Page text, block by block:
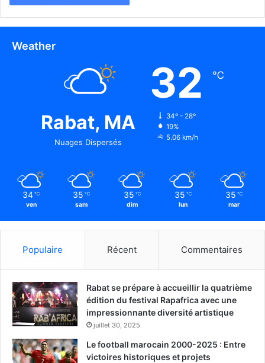
Weather
Rabat, MA
Nuages Dispersés
32 ℃
34º - 28º
19%
5.06 km/h
34 ℃
ven
35 ℃
sam
35 ℃
dim
35 ℃
lun
35 ℃
mar
Populaire Récent Commentaires
Rabat se prépare à accueillir la quatrième
édition du festival Rapafrica avec une
impressionnante diversité artistique
juillet 30, 2025
Le football marocain 2000-2025 : Entre
victoires historiques et projets